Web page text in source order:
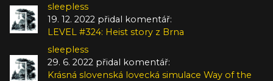
sleepless
19. 12. 2022 přidal komentář:
LEVEL #324: Heist story z Brna
sleepless
29. 6. 2022 přidal komentář:
Krásná slovenská lovecká simulace Way of the